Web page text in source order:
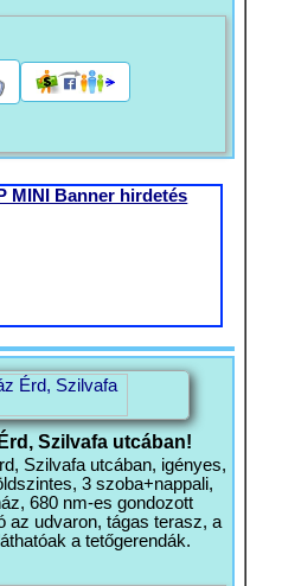
MINI Banner hirdetés
Szilvafa utcában!
Szilvafa utcában, igényes,
3 szoba+nappali,
680 nm-es gondozott
az udvaron, tágas terasz, a
a tetőgerendák.